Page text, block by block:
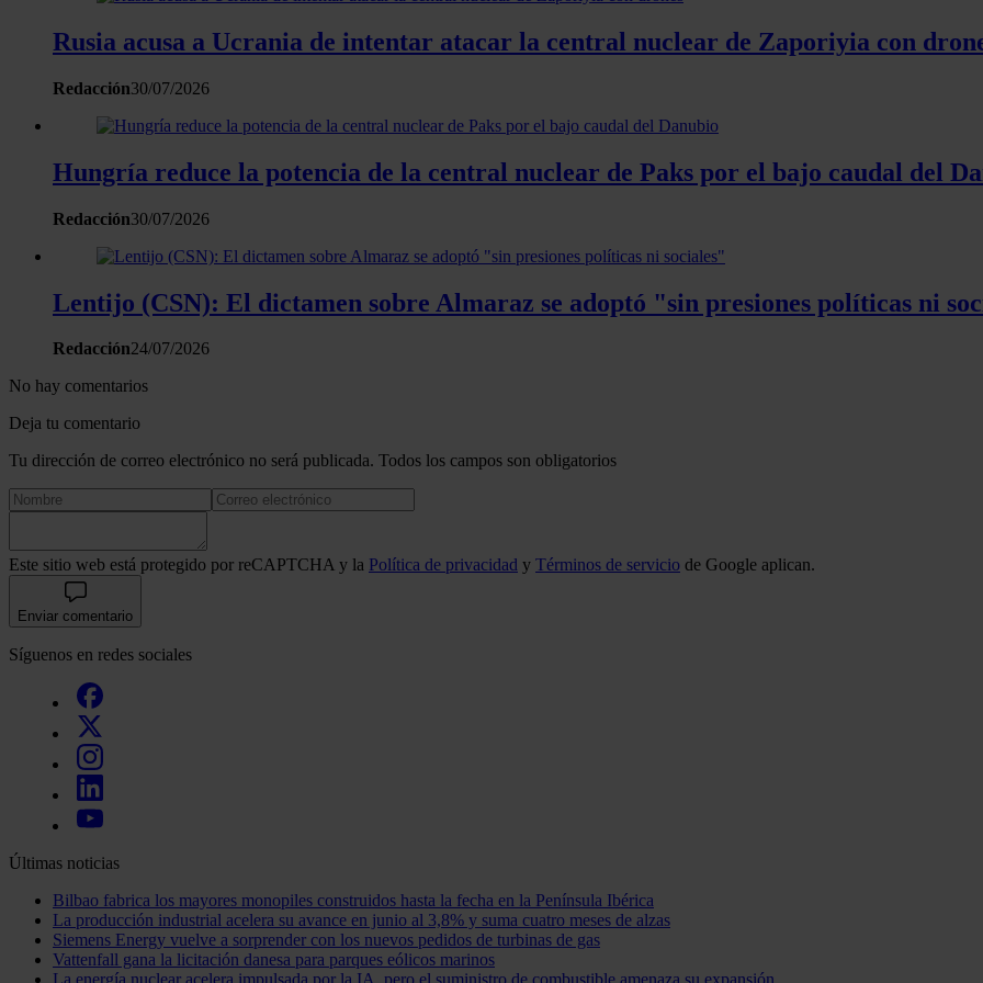
Rusia acusa a Ucrania de intentar atacar la central nuclear de Zaporiyia con
Redacción30/07/2026
Hungría reduce la potencia de la central nuclear de Paks por el bajo caudal del
Redacción30/07/2026
Lentijo (CSN): El dictamen sobre Almaraz se adoptó "sin presiones políticas ni
Redacción24/07/2026
No hay comentarios
Deja tu comentario
Tu dirección de correo electrónico no será publicada. Todos los campos son obligatorios
Este sitio web está protegido por reCAPTCHA y la Política de privacidad y Términos de servicio de Google aplican.
Enviar comentario
Síguenos en redes sociales
Últimas noticias
Bilbao fabrica los mayores monopiles construidos hasta la fecha en la Península Ibérica
La producción industrial acelera su avance en junio al 3,8% y suma cuatro meses de alzas
Siemens Energy vuelve a sorprender con los nuevos pedidos de turbinas de gas
Vattenfall gana la licitación danesa para parques eólicos marinos